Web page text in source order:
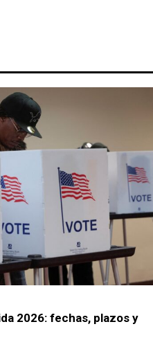
2026: fechas, plazos y